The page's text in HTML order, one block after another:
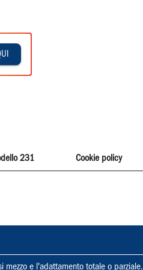
231 Cookie policy
mezzo e l'adattamento totale o parziale.